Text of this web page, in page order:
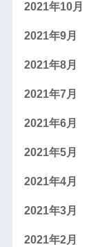
2021年10月
2021年9月
2021年8月
2021年7月
2021年6月
2021年5月
2021年4月
2021年3月
2021年2月